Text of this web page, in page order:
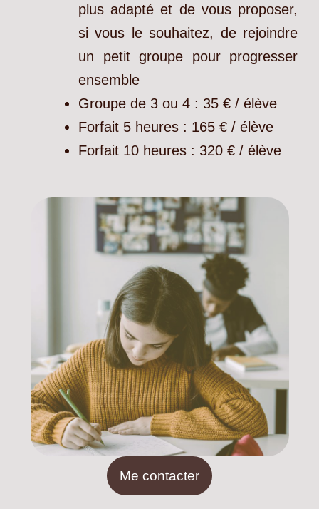
Me contacter
plus adapté et de vous proposer,
si vous le souhaitez, de rejoindre
un petit groupe pour progresser
ensemble
Groupe de 3 ou 4 : 35 € / élève
Forfait 5 heures : 165 € / élève
Forfait 10 heures : 320 € / élève